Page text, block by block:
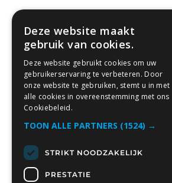
Deze website maakt
gebruik van cookies.
Deze website gebruikt cookies om uw
gebruikerservaring te verbeteren. Door
onze website te gebruiken, stemt u in met
alle cookies in overeenstemming met ons
Cookiebeleid.
TOON ALLE PARTNERS (1524) →
STRIKT NOODZAKELIJK
PRESTATIE